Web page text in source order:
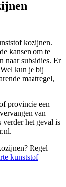
kozijnen.
kansen om te
naar subsidies. Er
kun je bij
maatregel,
provincie een
van
het geval is
Regel
kunststof